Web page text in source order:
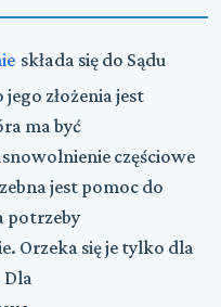
składa się do Sądu
złożenia jest
ma być
częściowe
jest pomoc do
potrzeby
Orzeka się je tylko dla